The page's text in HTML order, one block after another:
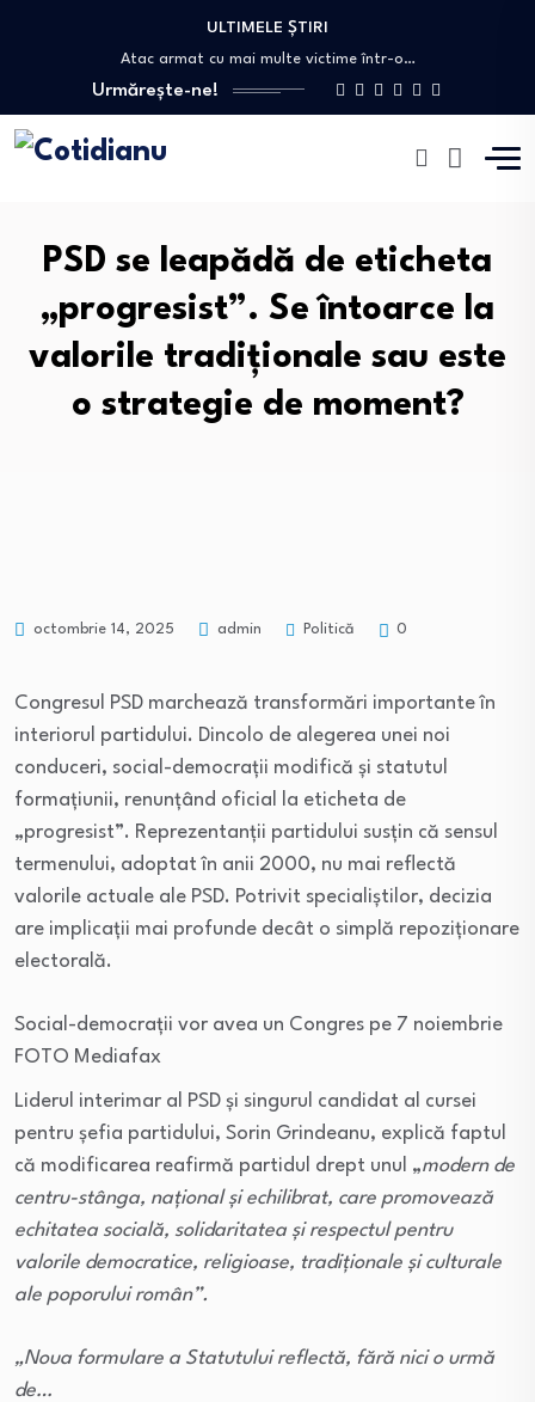
ULTIMELE ȘTIRI
Decizie crucială pentru mediu: Strategia biodiversității revine…
Atac armat cu mai multe victime într-o…
Anchetă după moartea unei femei de 73…
Peste 20 de orașe din Italia, sub…
Urmărește-ne!
PSD se leapădă de eticheta
„progresist”. Se întoarce la
valorile tradiționale sau este
o strategie de moment?
octombrie 14, 2025 admin Politică 0
Congresul PSD marchează transformări importante în
interiorul partidului. Dincolo de alegerea unei noi
conduceri, social-democrații modifică și statutul
formațiunii, renunțând oficial la eticheta de
„progresist”. Reprezentanții partidului susțin că sensul
termenului, adoptat în anii 2000, nu mai reflectă
valorile actuale ale PSD. Potrivit specialiștilor, decizia
are implicații mai profunde decât o simplă repoziționare
electorală.
Social-democrații vor avea un Congres pe 7 noiembrie
FOTO Mediafax
Liderul interimar al PSD și singurul candidat al cursei
pentru șefia partidului, Sorin Grindeanu, explică faptul
că modificarea reafirmă partidul drept unul „modern de
centru-stânga, național și echilibrat, care promovează
echitatea socială, solidaritatea și respectul pentru
valorile democratice, religioase, tradiționale și culturale
ale poporului român”.
„Noua formulare a Statutului reflectă, fără nici o urmă
de…